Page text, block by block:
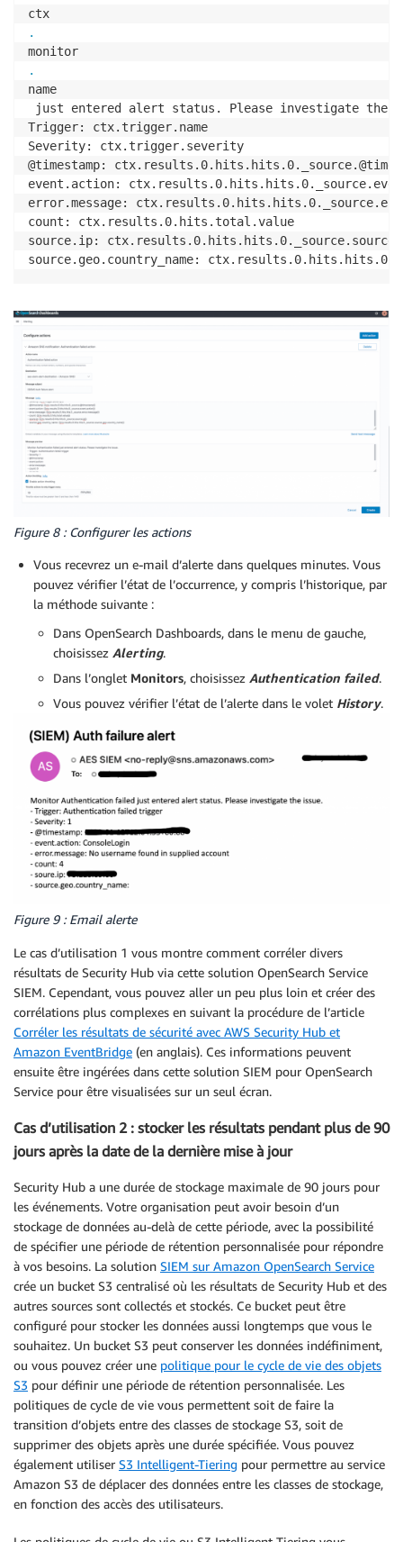
.
.
name
just entered alert status. Please investigate the
Trigger: ctx.trigger.name
Severity: ctx.trigger.severity
@timestamp:
event.action:
error.message:
count: ctx.results.0.hits.total.value
source.ip:
Figure 8 : Configurer les actions
Vous recevrez un e-mail d’alerte dans quelques minutes. Vous
pouvez vérifier l’état de l’occurrence, y compris l’historique, par
la méthode suivante :
Dans OpenSearch Dashboards, dans le menu de gauche,
choisissez Alerting.
Dans l’onglet Monitors, choisissez Authentication failed.
Vous pouvez vérifier l’état de l’alerte dans le volet History.
Figure 9 : Email alerte
Le cas d’utilisation 1 vous montre comment corréler divers
résultats de Security Hub via cette solution OpenSearch Service
SIEM. Cependant, vous pouvez aller un peu plus loin et créer des
corrélations plus complexes en suivant la procédure de l’article
Corréler les résultats de sécurité avec AWS Security Hub et
Amazon EventBridge (en anglais). Ces informations peuvent
ensuite être ingérées dans cette solution SIEM pour OpenSearch
Service pour être visualisées sur un seul écran.
Cas d’utilisation 2 : stocker les résultats pendant plus de 90
jours après la date de la dernière mise à jour
Security Hub a une durée de stockage maximale de 90 jours pour
les événements. Votre organisation peut avoir besoin d’un
stockage de données au-delà de cette période, avec la possibilité
de spécifier une période de rétention personnalisée pour répondre
à vos besoins. La solution SIEM sur Amazon OpenSearch Service
crée un bucket S3 centralisé où les résultats de Security Hub et des
autres sources sont collectés et stockés. Ce bucket peut être
configuré pour stocker les données aussi longtemps que vous le
souhaitez. Un bucket S3 peut conserver les données indéfiniment,
ou vous pouvez créer une politique pour le cycle de vie des objets
S3 pour définir une période de rétention personnalisée. Les
politiques de cycle de vie vous permettent soit de faire la
transition d’objets entre des classes de stockage S3, soit de
supprimer des objets après une durée spécifiée. Vous pouvez
également utiliser S3 Intelligent-Tiering pour permettre au service
Amazon S3 de déplacer des données entre les classes de stockage,
en fonction des accès des utilisateurs.